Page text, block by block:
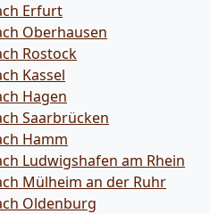
Erfurt
Oberhausen
Rostock
Kassel
Hagen
Saarbrücken
Hamm
Ludwigshafen am Rhein
Mülheim an der Ruhr
Oldenburg